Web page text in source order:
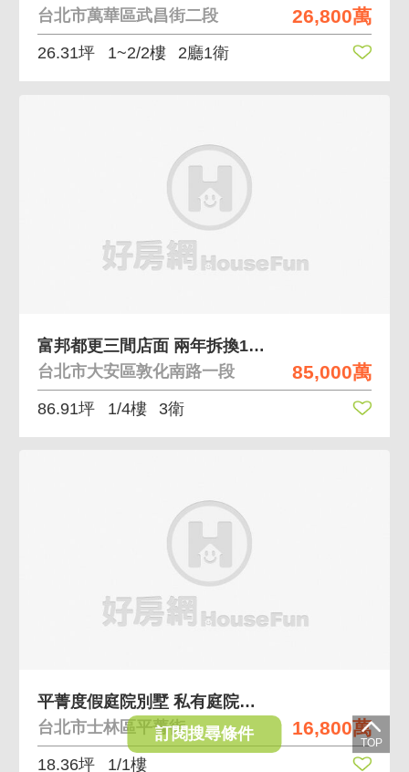
26,800萬
台北市萬華區武昌街二段
26.31坪 1~2/2樓 2廳1衛
85,000萬
富邦都更三間店面 兩年拆換16樓240坪加一店面
台北市大安區敦化南路一段
86.91坪 1/4樓 3衛
16,800萬
平菁度假庭院別墅 私有庭院、正面山林景觀
台北市士林區平菁街
18.36坪 1/1樓
訂閱搜尋條件